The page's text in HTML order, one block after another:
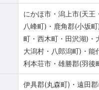
にかほ市・潟上市(天王
八峰町)・鹿角郡(小坂
町・西木町・田沢湖)・
大潟村・八郎潟町)・能
利本荘市・雄勝郡(羽後
伊具郡(丸森町)・遠田